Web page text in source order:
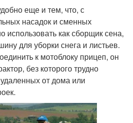
еще и тем, что, с
насадок и сменных
использовать как сборщик сена,
для уборки снега и листьев.
к мотоблоку прицеп, он
без которого трудно
от дома или